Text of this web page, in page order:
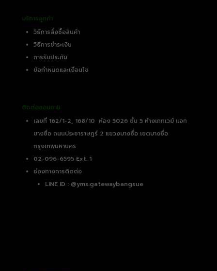
บริการลูกค้า
วิธีการสั่งซื้อสินค้า
วิธีการชำระเงิน
การรับประกัน
ข้อกำหนดและเงื่อนไข
ติดต่อสอบถาม
เลขที่ 162/1-2, 168/10 ห้อง 5026 ชั้น 5 ห้างเกทเวย์ แอท
บางซื่อ ถนนประชาราษฎร์ 2 แขวงบางซื่อ เขตบางซื่อ
กรุงเทพมหานคร
02-096-6595 Ext. 1
ช่องทางการติดต่อ
LINE ID : @yms.gatewaybangsue